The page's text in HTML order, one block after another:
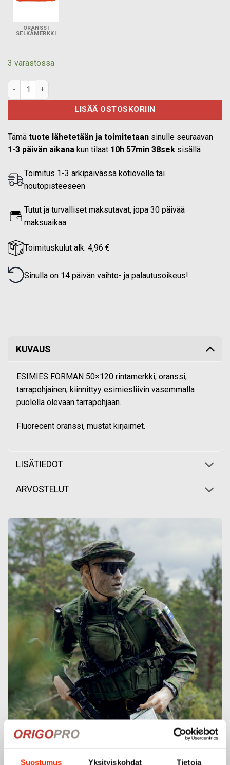
Suostumus Yksityiskohdat Tietoja
ORANSSI
SELKÄMERKKI
3 varastossa
ESIMIES FÖRMAN rintamerkki oranssi määrä
LISÄÄ OSTOSKORIIN
Tämä tuote lähetetään ja toimitetaan sinulle seuraavan
1-3 päivän aikana kun tilaat 10h 57min 37sek sisällä
Toimitus 1-3 arkipäivässä kotiovelle tai
noutopisteeseen
Tutut ja turvalliset maksutavat, jopa 30 päivää
maksuaikaa
Toimituskulut alk. 4,96 €
Sinulla on 14 päivän vaihto- ja palautusoikeus!
KUVAUS
ESIMIES FÖRMAN 50×120 rintamerkki, oranssi,
tarrapohjainen, kiinnittyy esimiesliivin vasemmalla
puolella olevaan tarrapohjaan.
Fluorecent oranssi, mustat kirjaimet.
LISÄTIEDOT
ARVOSTELUT